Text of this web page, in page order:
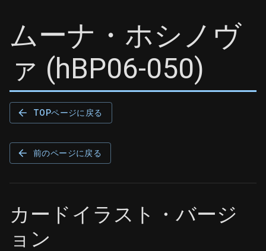
ムーナ・ホシノヴ
ァ (hBP06-050)
TOPページに戻る
前のページに戻る
カードイラスト・バージ
ョン